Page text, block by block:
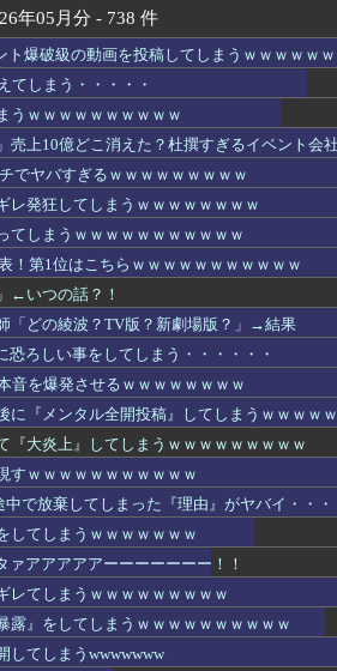
年05月分 - 738 件
ト爆破級の動画を投稿してしまうｗｗｗｗｗｗ
てしまう・・・・・
うｗｗｗｗｗｗｗｗｗｗ
売上10億どこ消えた？杜撰すぎるイベント会
でヤバすぎるｗｗｗｗｗｗｗｗｗ
レ発狂してしまうｗｗｗｗｗｗｗｗ
てしまうｗｗｗｗｗｗｗｗｗｗｗ
！第1位はこちらｗｗｗｗｗｗｗｗｗｗｗ
←いつの話？！
「どの綾波？TV版？新劇場版？」→結果
恐ろしい事をしてしまう・・・・・・
音を爆発させるｗｗｗｗｗｗｗｗ
に『メンタル全開投稿』してしまうｗｗｗｗ
『大炎上』してしまうｗｗｗｗｗｗｗｗｗ
すｗｗｗｗｗｗｗｗｗｗｗ
中で放棄してしまった『理由』がヤバイ・・
してしまうｗｗｗｗｗｗｗ
ァアアアアアーーーーーーー！！
レてしまうｗｗｗｗｗｗｗｗｗ
露』をしてしまうｗｗｗｗｗｗｗｗｗｗ
してしまうwwwwwww